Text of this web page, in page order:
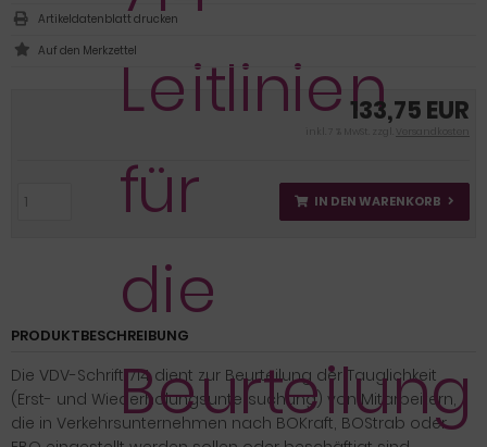
133,75 EUR
inkl. 7 % MwSt. zzgl. Versandkosten
IN DEN WARENKORB
Artikeldatenblatt drucken
PRODUKTBESCHREIBUNG
Die VDV-Schrift 714 dient zur Beurteilung der Tauglichkeit
(Erst- und Wiederholungsuntersuchung) von Mitarbeitern,
die in Verkehrsunternehmen nach BOKraft, BOStrab oder